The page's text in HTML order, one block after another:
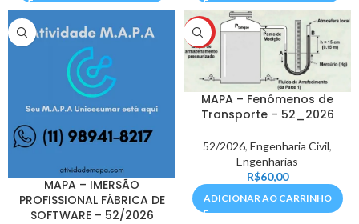
MAPA – IMERSÃO
PROFISSIONAL FÁBRICA DE
SOFTWARE – 52/2026
HOT
MAPA – Fenômenos de
Transporte – 52_2026
52/2026, Engenharia Civil,
Engenharias
R$60,00
ADICIONAR AO CARRINHO